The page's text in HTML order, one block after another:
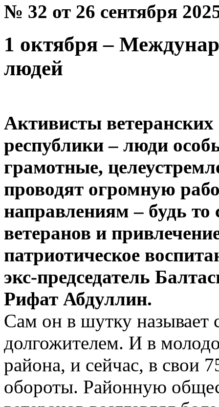
№ 32 от 26 сентября
1 октября –
людей
Активисты
республики – люди
грамотные,
проводят огромную
направлениям – будь
ветеранов и
патриотическое
экс-председатель
Рифат Абдуллин.
Сам он в шутку называет
долгожителем. И в
района, и сейчас, в свои
обороты. Районную